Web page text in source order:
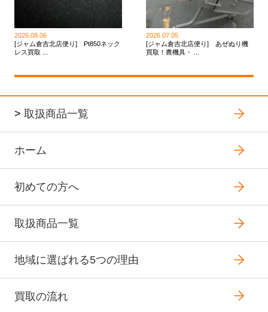
2026.08.06
[ジャム倉吉北店便り] Pt850ネック
レス買取 ...
2026.07.05
[ジャム倉吉北店便り] あぜぬり機
買取！農機具・ ...
> 取扱商品一覧
ホーム
初めての方へ
取扱商品一覧
地域に選ばれる5つの理由
買取の流れ